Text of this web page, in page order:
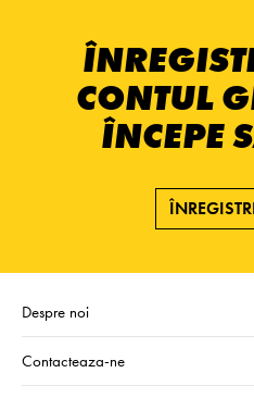
CONTUL
ÎNCEPE
Despre noi
Contacteaza-ne